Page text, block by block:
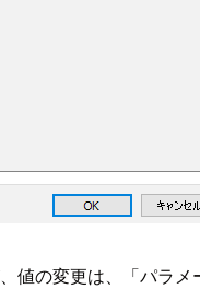
値の変更は、「パラ